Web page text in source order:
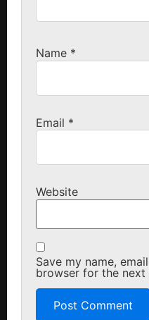
Name *
Email *
Website
Save my name,
browser for the next